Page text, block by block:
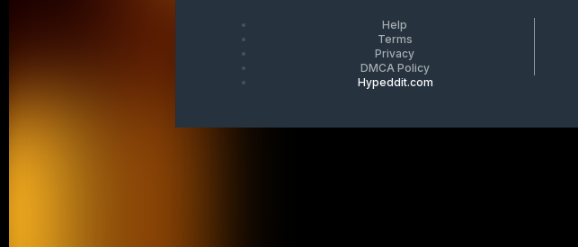
Help
Terms
Privacy
DMCA Policy
Hypeddit.com